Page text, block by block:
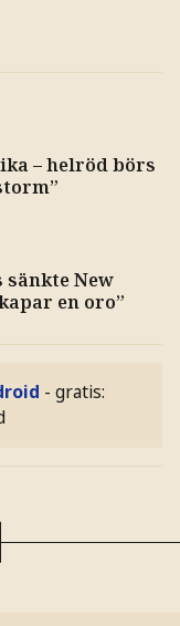
– helröd börs
New
en oro”
- gratis: